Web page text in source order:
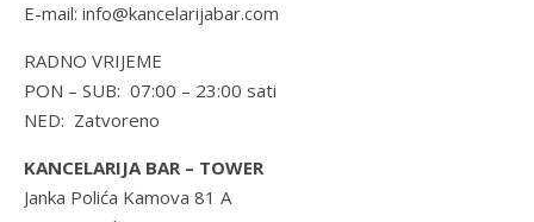
E-mail: info@kancelarijabar.com
RADNO VRIJEME
PON – SUB: 07:00 – 23:00 sati
NED: Zatvoreno
KANCELARIJA BAR – TOWER
Janka Polića Kamova 81 A